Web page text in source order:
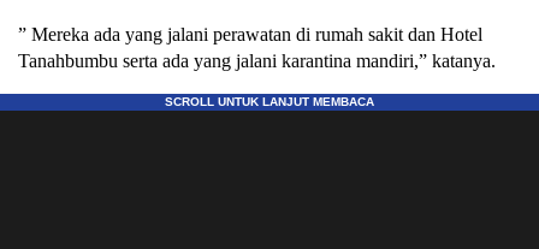
” Mereka ada yang jalani perawatan di rumah sakit dan Hotel
Tanahbumbu serta ada yang jalani karantina mandiri,” katanya.